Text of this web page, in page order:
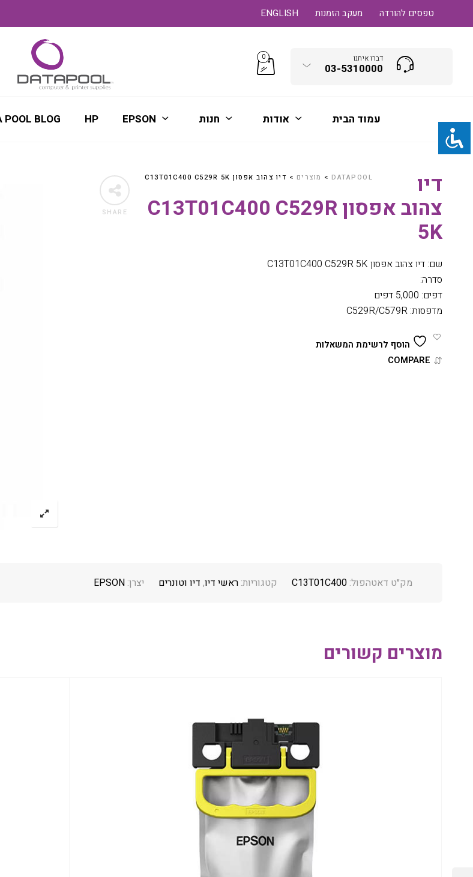
ENGLISH מעקב הזמנות טפסים להורדה
דברו איתנו
03-5310000
0
עמוד הבית אודות חנות EPSON
HP
POOL BLOG
SHARE
DATAPOOL
> מוצרים > דיו צהוב אפסון C13T01C400 C529R 5K
דיו
צהוב אפסון C13T01C400 C529R
5K
שם: דיו צהוב אפסון C13T01C400 C529R 5K
סדרה:
דפים: 5,000 דפים
מדפסות: C529R/C579R
הוסף לרשימת המשאלות
COMPARE
מק״ט דאטהפול: C13T01C400 קטגוריות: ראשי דיו, דיו וטונרים יצרן: EPSON
מוצרים קשורים